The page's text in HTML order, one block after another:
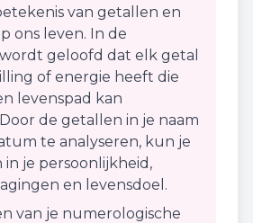
van getallen en
ons leven. In de
geloofd dat elk getal
of energie heeft die
levenspad kan
de getallen in je naam
te analyseren, kun je
je persoonlijkheid,
en levensdoel.
van je numerologische